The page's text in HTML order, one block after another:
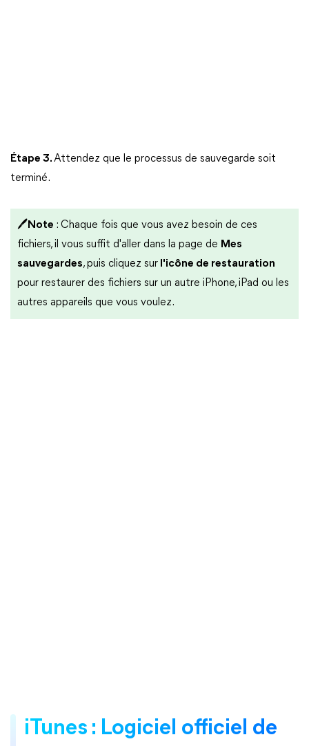
Étape 3.Attendez que le processus de sauvegarde soit
terminé.
🖊Note : Chaque fois que vous avez besoin de ces
fichiers, il vous suffit d'aller dans la page de Mes
sauvegardes, puis cliquez sur l'icône de restauration
pour restaurer des fichiers sur un autre iPhone, iPad ou les
autres appareils que vous voulez.
iTunes : Logiciel officiel de